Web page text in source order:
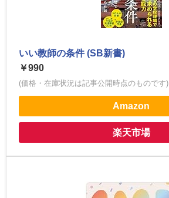
いい教師の条件 (SB新書)
￥990
(価格・在庫状況は記事公開時点のものです)
Amazon
楽天市場